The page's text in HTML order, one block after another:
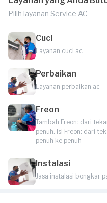
Pilih layanan Service AC
Cuci
Layanan cuci ac
Perbaikan
Layanan perbaikan ac
Freon
Tambah Freon: dari
penuh. Isi Freon: dari
penuh ke penuh
Instalasi
Jasa instalasi bongkar